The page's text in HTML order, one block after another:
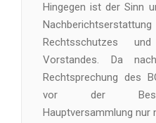
Hingegen ist der Sinn
Rechtsschutzes
Vorstandes. Da
Rechtsprechung des
vor der
Hauptversammlung nur